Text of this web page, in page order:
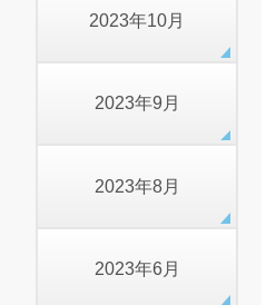
2023年10月
2023年9月
2023年8月
2023年6月